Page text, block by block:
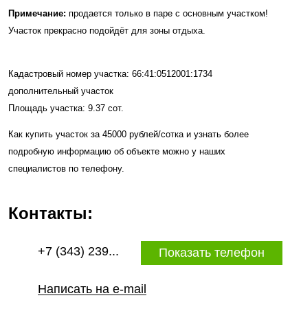
Примечание: продается только в паре с основным участком!
Участок прекрасно подойдёт для зоны отдыха.
Кадастровый номер участка: 66:41:0512001:1734
дополнительный участок
Площадь участка: 9.37 сот.
Как купить участок за 45000 рублей/сотка и узнать более
подробную информацию об объекте можно у наших
специалистов по телефону.
Контакты:
+7 (343) 239... Показать телефон
Написать на e-mail